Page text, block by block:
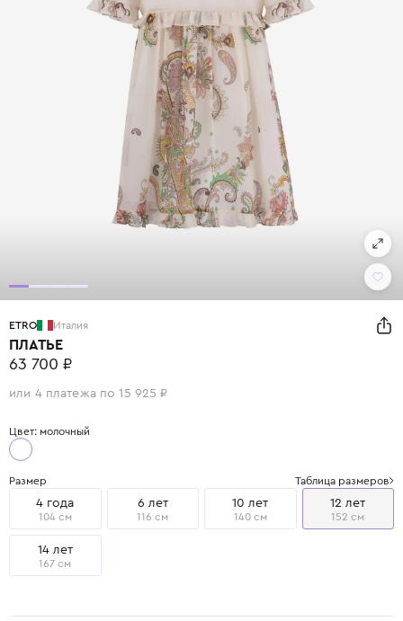
ETRO Италия
ПЛАТЬЕ
63 700 ₽
или 4 платежа по 15 925 ₽
Цвет: молочный
Размер Таблица размеров
4 года
104 см
6 лет
116 см
10 лет
140 см
12 лет
152 см
14 лет
167 см